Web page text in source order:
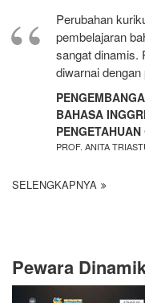
Perubahan
pembelajaran
sangat dinamis.
diwarnai
BAHASA
PENGETAHUAN
PROF. ANITA
SELENGKAPNYA
Pewara